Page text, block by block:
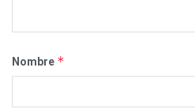
Nombre *